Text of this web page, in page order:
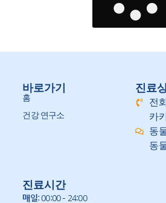
바로가기
홈
건강 연구소
진료
전
카
동
동
진료시간
매일: 00:00 – 24:00